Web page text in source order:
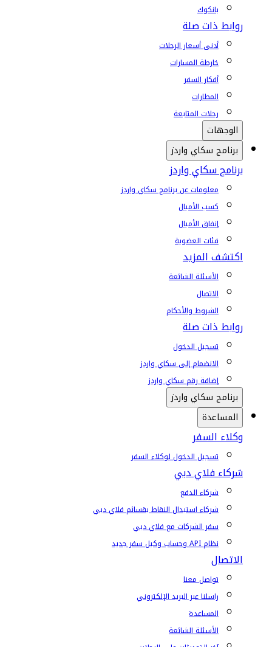
بانكوك
روابط ذات صلة
أدنى أسعار الرحلات
خارطة المسارات
أفكار السفر
المطارات
رحلات المتابعة
الوجهات
برنامج سكاي واردز
برنامج سكاي واردز
معلومات عن برنامج سكاي واردز
كسب الأميال
إنفاق الأميال
فئات العضوية
اكتشف المزيد
الأسئلة الشائعة
الاتصال
الشروط والأحكام
روابط ذات صلة
تسجيل الدخول
الانضمام إلى سكاي واردز
إضافة رقم سكاي واردز
برنامج سكاي واردز
المساعدة
وكلاء السفر
تسجيل الدخول لوكلاء السفر
شركاء فلاي دبي
شركاء الدفع
شركاء استبدال النقاط بقسائم فلاي دبي
سفر الشركات مع فلاي دبي
نظام API وحساب وكيل سفر جديد
الاتصال
تواصل معنا
راسلنا عبر البريد الإلكتروني
المساعدة
الأسئلة الشائعة